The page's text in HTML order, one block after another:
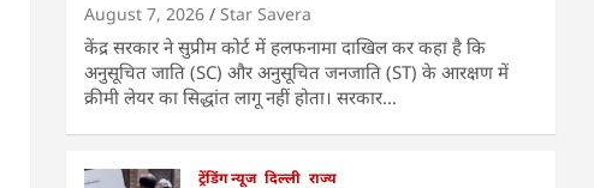
August 7, 2026 Star Savera
केंद्र सरकार ने सुप्रीम कोर्ट में हलफनामा दाखिल कर कहा है कि
अनुसूचित जाति (SC) और अनुसूचित जनजाति (ST) के आरक्षण में
क्रीमी लेयर का सिद्धांत लागू नहीं होता। सरकार…
ट्रेंडिंग न्यूज दिल्ली राज्य